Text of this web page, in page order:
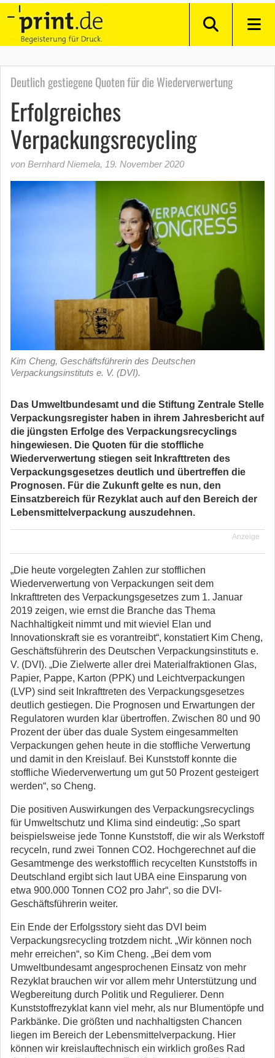
Deutlich gestiegene Quoten für die Wiederverwertung
Erfolgreiches
Verpackungsrecycling
von Bernhard Niemela, 19. November 2020
Kim Cheng, Geschäftsführerin des Deutschen
Verpackungsinstituts e. V. (DVI).
Das Umweltbundesamt und die Stiftung Zentrale Stelle
Verpackungsregister haben in ihrem Jahresbericht auf
die jüngsten Erfolge des Verpackungsrecyclings
hingewiesen. Die Quoten für die stoffliche
Wiederverwertung stiegen seit Inkrafttreten des
Verpackungsgesetzes deutlich und übertreffen die
Prognosen. Für die Zukunft gelte es nun, den
Einsatzbereich für Rezyklat auch auf den Bereich der
Lebensmittelverpackung auszudehnen.
Anzeige
„Die heute vorgelegten Zahlen zur stofflichen
Wiederverwertung von Verpackungen seit dem
Inkrafttreten des Verpackungsgesetzes zum 1. Januar
2019 zeigen, wie ernst die Branche das Thema
Nachhaltigkeit nimmt und mit wieviel Elan und
Innovationskraft sie es vorantreibt“, konstatiert Kim Cheng,
Geschäftsführerin des Deutschen Verpackungsinstituts e.
V. (DVI). „Die Zielwerte aller drei Materialfraktionen Glas,
Papier, Pappe, Karton (PPK) und Leichtverpackungen
(LVP) sind seit Inkrafttreten des Verpackungsgesetzes
deutlich gestiegen. Die Prognosen und Erwartungen der
Regulatoren wurden klar übertroffen. Zwischen 80 und 90
Prozent der über das duale System eingesammelten
Verpackungen gehen heute in die stoffliche Verwertung
und damit in den Kreislauf. Bei Kunststoff konnte die
stoffliche Wiederverwertung um gut 50 Prozent gesteigert
werden“, so Cheng.
Die positiven Auswirkungen des Verpackungsrecyclings
für Umweltschutz und Klima sind eindeutig: „So spart
beispielsweise jede Tonne Kunststoff, die wir als Werkstoff
recyceln, rund zwei Tonnen CO2. Hochgerechnet auf die
Gesamtmenge des werkstofflich recycelten Kunststoffs in
Deutschland ergibt sich laut UBA eine Einsparung von
etwa 900.000 Tonnen CO2 pro Jahr“, so die DVI-
Geschäftsführerin weiter.
Ein Ende der Erfolgsstory sieht das DVI beim
Verpackungsrecycling trotzdem nicht. „Wir können noch
mehr erreichen“, so Kim Cheng. „Bei dem vom
Umweltbundesamt angesprochenen Einsatz von mehr
Rezyklat brauchen wir vor allem mehr Unterstützung und
Wegbereitung durch Politik und Regulierer. Denn
Kunststoffrezyklat kann viel mehr, als nur Blumentöpfe und
Parkbänke. Die größten und nachhaltigsten Chancen
liegen im Bereich der Lebensmittelverpackung. Hier
können wir kreislauftechnisch ein wirklich großes Rad